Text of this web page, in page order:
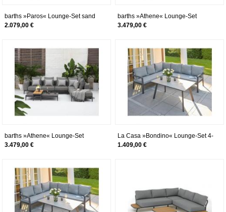
barths »Paros« Lounge-Set sand
2-teilig
2.079,00 €
barths »Athene« Lounge-Set
anthrazit
3.479,00 €
barths »Athene« Lounge-Set
3.479,00 €
La Casa »Bondino« Lounge-Set 4-
teilig
1.409,00 €